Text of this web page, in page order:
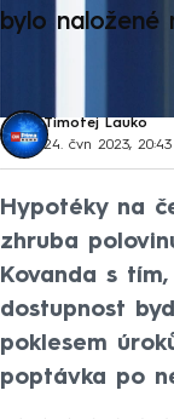
bylo naložené
Timotej Lauko
24. čvn 2023, 20:43
Hypotéky na
zhruba
Kovanda s
dostupnost
poklesem
poptávka po